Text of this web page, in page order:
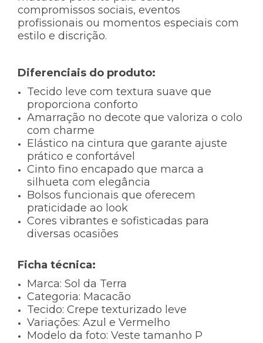
compromissos sociais, eventos
profissionais ou momentos especiais com
estilo e discrição.
Diferenciais do produto:
Tecido leve com textura suave que
proporciona conforto
Amarração no decote que valoriza o colo
com charme
Elástico na cintura que garante ajuste
prático e confortável
Cinto fino encapado que marca a
silhueta com elegância
Bolsos funcionais que oferecem
praticidade ao look
Cores vibrantes e sofisticadas para
diversas ocasiões
Ficha técnica:
Marca: Sol da Terra
Categoria: Macacão
Tecido: Crepe texturizado leve
Variações: Azul e Vermelho
Modelo da foto: Veste tamanho P